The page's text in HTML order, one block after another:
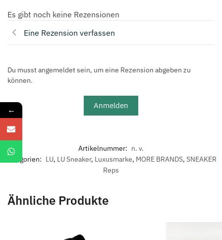
Es gibt noch keine Rezensionen
Eine Rezension verfassen
Du musst angemeldet sein, um eine Rezension abgeben zu
können.
Anmelden
Artikelnummer: n. v.
Kategorien: LU, LU Sneaker, Luxusmarke, MORE BRANDS, SNEAKER
Reps
Ähnliche Produkte
←